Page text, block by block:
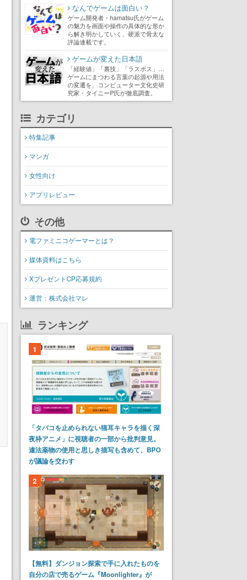
なんでゲームは面白い？
ゲーム開発者・hamatsu氏がゲーム
の魅力を画面や操作の具体的な形か
ら解き明かしていく、硬派で骨太な
評論連載です。
ゲームが変えた日本語
「経験値」「裏技」「ラスボス」…
ゲームにまつわる言葉の起源や用法
の変遷を、コンピューター文化史研
究家・タイニーP氏が徹底調査。
カテゴリ
特集記事
マンガ
女性向け
アプリレビュー
その他
電ファミニコゲーマーとは？
媒体資料はこちら
XプレゼントCP応募規約
運営：株式会社マレ
ランキング
1
「タバコを止められない猫耳キャラを描く深
夜枠アニメ」に視聴者の一部から批判意見。
違法薬物の使用と思しき描写も含めて、BPO
が議論を交わす
2
【無料】ダンジョン探索で手に入れたものを
自分の店で売るゲーム『Moonlighter』が